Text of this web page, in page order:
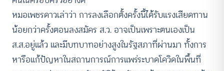
หมอเพชรดาวเล่าว่า การลงเลือกตั้งครั้งนี้ได้รับแรงเสียดทาน
น้อยกว่าครั้งตอนลงสมัคร ส.ว. อาจเป็นเพราะตนเองเป็น
ส.ส.อยู่แล้ว และมีบทบาทอย่างสูงในรัฐสภาที่ผ่านมา ทั้งการ
หารือแก้ปัญหาในสถานการณ์การแพร่ระบาดโควิดในพื้นที่